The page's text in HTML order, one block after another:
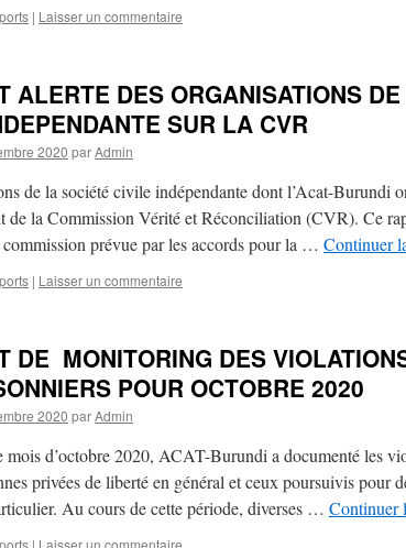
| Laisser un commentaire
ALERTE DES ORGANISATIONS
SUR LA CVR
2020 parAdmin
de la société civile indépendante dont l’Acat-Burundi
de la Commission Vérité et Réconciliation (CVR). Ce
prévue par les accords pour la … Continuer
| Laisser un commentaire
DE MONITORING DES
POUR OCTOBRE 2020
2020 parAdmin
mois d’octobre 2020, ACAT-Burundi a documenté les
privées de liberté en général et ceux poursuivis pour
Au cours de cette période, diverses … Continuer
| Laisser un commentaire